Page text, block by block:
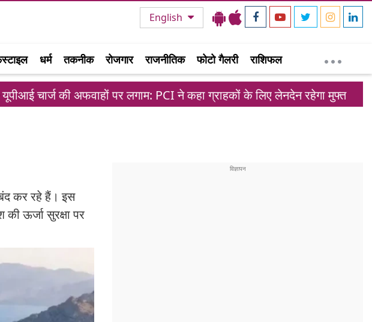
English
धर्म तकनीक रोजगार राजनीतिक फोटो गैलरी राशिफल
पर लगाम: PCI ने कहा ग्राहकों के लिए लेनदेन रहेगा मुफ्त मोहम्मद
कर रहे हैं। इस
ऊर्जा सुरक्षा पर